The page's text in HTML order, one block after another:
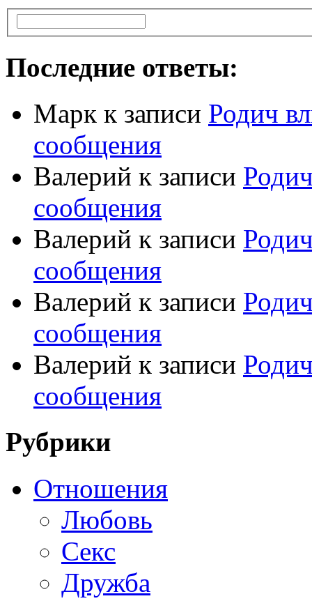
Последние ответы:
Марк к записи Родич
сообщения
Валерий к записи
сообщения
Валерий к записи
сообщения
Валерий к записи
сообщения
Валерий к записи
сообщения
Рубрики
Отношения
Любовь
Секс
Дружба